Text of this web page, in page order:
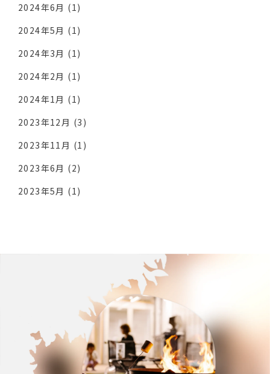
2024年6月 (1)
2024年5月 (1)
2024年3月 (1)
2024年2月 (1)
2024年1月 (1)
2023年12月 (3)
2023年11月 (1)
2023年6月 (2)
2023年5月 (1)